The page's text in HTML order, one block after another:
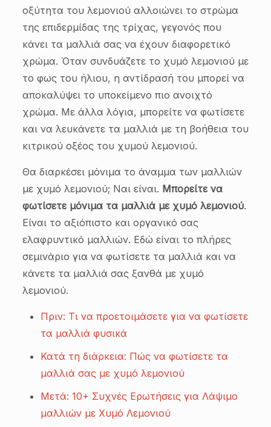
οξύτητα του λεμονιού αλλοιώνει το στρώμα
της επιδερμίδας της τρίχας, γεγονός που
κάνει τα μαλλιά σας να έχουν διαφορετικό
χρώμα. Όταν συνδυάζετε το χυμό λεμονιού με
το φως του ήλιου, η αντίδρασή του μπορεί να
αποκαλύψει το υποκείμενο πιο ανοιχτό
χρώμα. Με άλλα λόγια, μπορείτε να φωτίσετε
και να λευκάνετε τα μαλλιά με τη βοήθεια του
κιτρικού οξέος του χυμού λεμονιού.
Θα διαρκέσει μόνιμα το άναμμα των μαλλιών
με χυμό λεμονιού; Ναι είναι. Μπορείτε να
φωτίσετε μόνιμα τα μαλλιά με χυμό λεμονιού.
Είναι το αξιόπιστο και οργανικό σας
ελαφρυντικό μαλλιών. Εδώ είναι το πλήρες
σεμινάριο για να φωτίσετε τα μαλλιά και να
κάνετε τα μαλλιά σας ξανθά με χυμό
λεμονιού.
Πριν: Τι να προετοιμάσετε για να φωτίσετε
τα μαλλιά φυσικά
Κατά τη διάρκεια: Πώς να φωτίσετε τα
μαλλιά σας με χυμό λεμονιού
Μετά: 10+ Συχνές Ερωτήσεις για Λάψιμο
μαλλιών με Χυμό Λεμονιού